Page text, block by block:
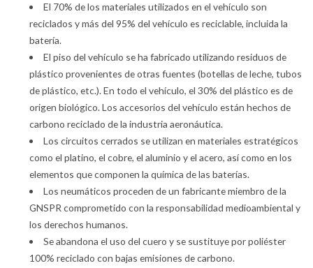
El 70% de los materiales utilizados en el vehículo son
reciclados y más del 95% del vehículo es reciclable, incluida la
batería.
El piso del vehículo se ha fabricado utilizando residuos de
plástico provenientes de otras fuentes (botellas de leche, tubos
de plástico, etc.). En todo el vehículo, el 30% del plástico es de
origen biológico. Los accesorios del vehículo están hechos de
carbono reciclado de la industria aeronáutica.
Los circuitos cerrados se utilizan en materiales estratégicos
como el platino, el cobre, el aluminio y el acero, así como en los
elementos que componen la química de las baterías.
Los neumáticos proceden de un fabricante miembro de la
GNSPR comprometido con la responsabilidad medioambiental y
los derechos humanos.
Se abandona el uso del cuero y se sustituye por poliéster
100% reciclado con bajas emisiones de carbono.